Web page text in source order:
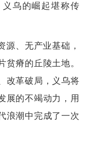
乌的崛起堪称传
源、无产业基础，
贫瘠的丘陵土地。
改革破局，义乌将
展的不竭动力，用
浪潮中完成了一次